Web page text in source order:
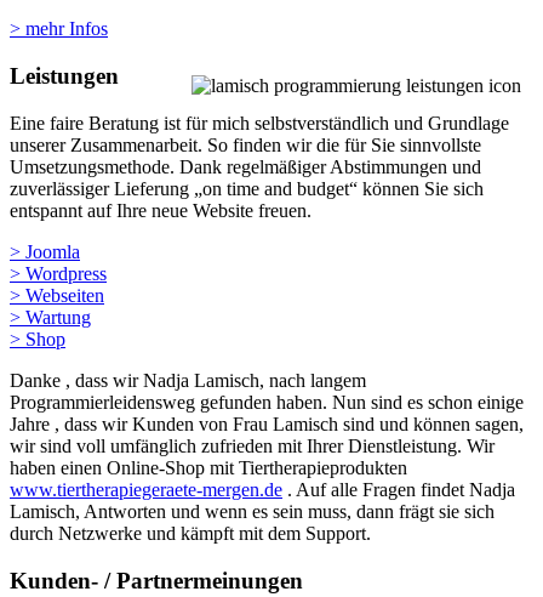
> mehr Infos
Leistungen
Eine faire Beratung ist für mich selbstverständlich und Grundlage
unserer Zusammenarbeit. So finden wir die für Sie sinnvollste
Umsetzungsmethode. Dank regelmäßiger Abstimmungen und
zuverlässiger Lieferung „on time and budget“ können Sie sich
entspannt auf Ihre neue Website freuen.
> Joomla
> Wordpress
> Webseiten
> Wartung
> Shop
Danke , dass wir Nadja Lamisch, nach langem
Programmierleidensweg gefunden haben. Nun sind es schon einige
Jahre , dass wir Kunden von Frau Lamisch sind und können sagen,
wir sind voll umfänglich zufrieden mit Ihrer Dienstleistung. Wir
haben einen Online-Shop mit Tiertherapieprodukten
www.tiertherapiegeraete-mergen.de . Auf alle Fragen findet Nadja
Lamisch, Antworten und wenn es sein muss, dann frägt sie sich
durch Netzwerke und kämpft mit dem Support.
Kunden- / Partnermeinungen